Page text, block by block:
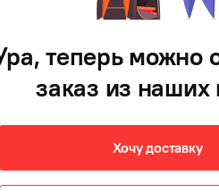
теперь можно
заказ из наших
Хочу доставку